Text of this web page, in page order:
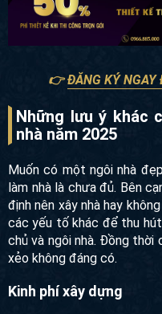
👉ĐĂNG KÝ NGAY
xây nhà năm 2025
Muốn có một ngôi nhà
làm nhà là chưa đủ. Bên
định nên xây nhà hay
thêm các yếu tố khác để
chuyện xui xẻo không đáng